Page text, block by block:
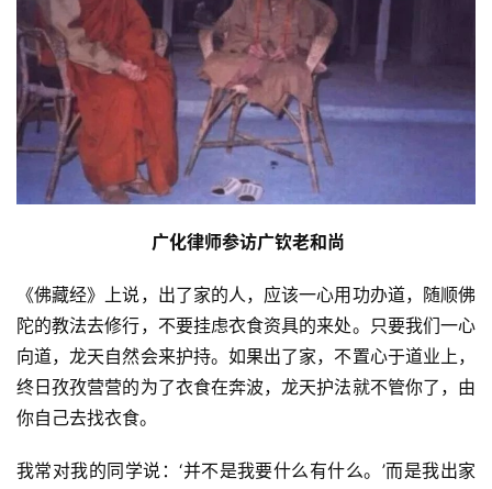
广化律师参访广钦老和尚
《佛藏经》上说，出了家的人，应该一心用功办道，随顺佛
陀的教法去修行，不要挂虑衣食资具的来处。只要我们一心
向道，龙天自然会来护持。如果出了家，不置心于道业上，
终日孜孜营营的为了衣食在奔波，龙天护法就不管你了，由
你自己去找衣食。
我常对我的同学说：‘并不是我要什么有什么。’而是我出家